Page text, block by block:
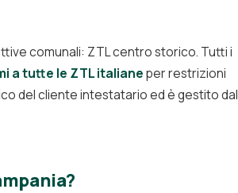
comunali: ZTL centro storico. Tutti i
a tutte le ZTL italianeper restrizioni
del cliente intestatario ed è gestito dal